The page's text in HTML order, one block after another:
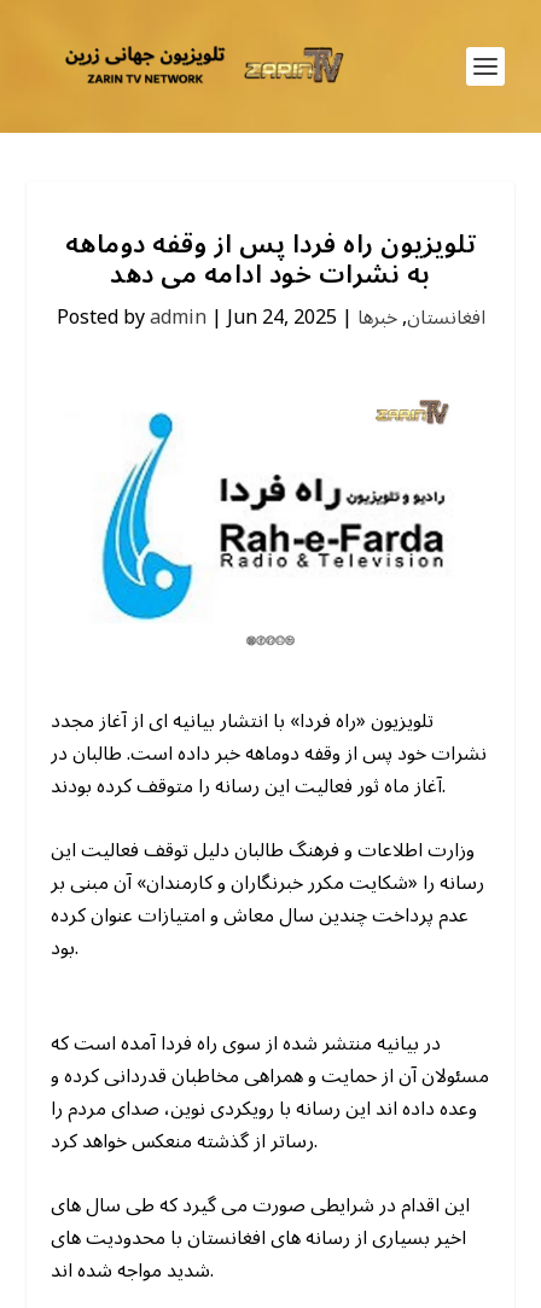
تلویزیون راه فردا پس از وقفه دوماهه
به نشرات خود ادامه می دهد
Posted byadmin|Jun 24, 2025| افغانستان,خبرها
تلویزیون «راه فردا» با انتشار بیانیه ای از آغاز مجدد
نشرات خود پس از وقفه دوماهه خبر داده است. طالبان در
آغاز ماه ثور فعالیت این رسانه را متوقف کرده بودند.
وزارت اطلاعات و فرهنگ طالبان دلیل توقف فعالیت این
رسانه را «شکایت مکرر خبرنگاران و کارمندان» آن مبنی بر
عدم پرداخت چندین سال معاش و امتیازات عنوان کرده
بود.
در بیانیه منتشر شده از سوی راه فردا آمده است که
مسئولان آن از حمایت و همراهی مخاطبان قدردانی کرده و
وعده داده اند این رسانه با رویکردی نوین، صدای مردم را
رساتر از گذشته منعکس خواهد کرد.
این اقدام در شرایطی صورت می گیرد که طی سال های
اخیر بسیاری از رسانه های افغانستان با محدودیت های
شدید مواجه شده اند.